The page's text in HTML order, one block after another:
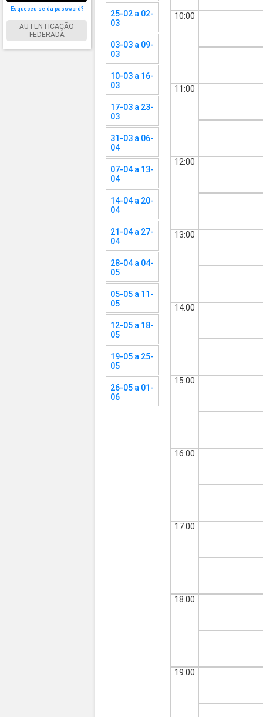
Esqueceu-se da password?
AUTENTICAÇÃO
FEDERADA
25-02 a 02-
03
03-03 a 09-
03
10-03 a 16-
03
17-03 a 23-
03
31-03 a 06-
04
07-04 a 13-
04
14-04 a 20-
04
21-04 a 27-
04
28-04 a 04-
05
05-05 a 11-
05
12-05 a 18-
05
19-05 a 25-
05
26-05 a 01-
06
10:00
11:00
12:00
13:00
14:00
15:00
16:00
17:00
18:00
19:00